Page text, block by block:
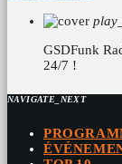
GSDFunk
24/7 !
NAVIGATE_NEXT